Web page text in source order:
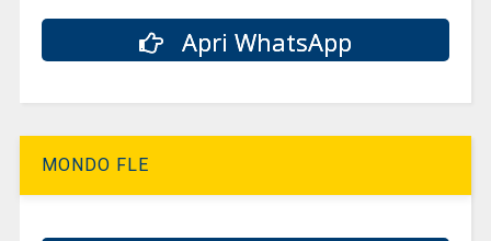
Apri WhatsApp
MONDO FLE